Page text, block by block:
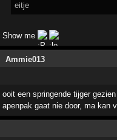
eitje
Show me
Ammie013
ooit een springende tijger gezien
apenpak gaat nie door, ma kan